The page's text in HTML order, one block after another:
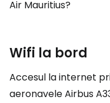
Air Mauritius?
Wifi la bord
Accesul la internet
aeronavele Airbus